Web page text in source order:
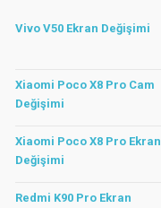
Vivo V50 Ekran Değişimi
Xiaomi Poco X8 Pro Cam
Değişimi
Xiaomi Poco X8 Pro Ekran
Değişimi
Redmi K90 Pro Ekran